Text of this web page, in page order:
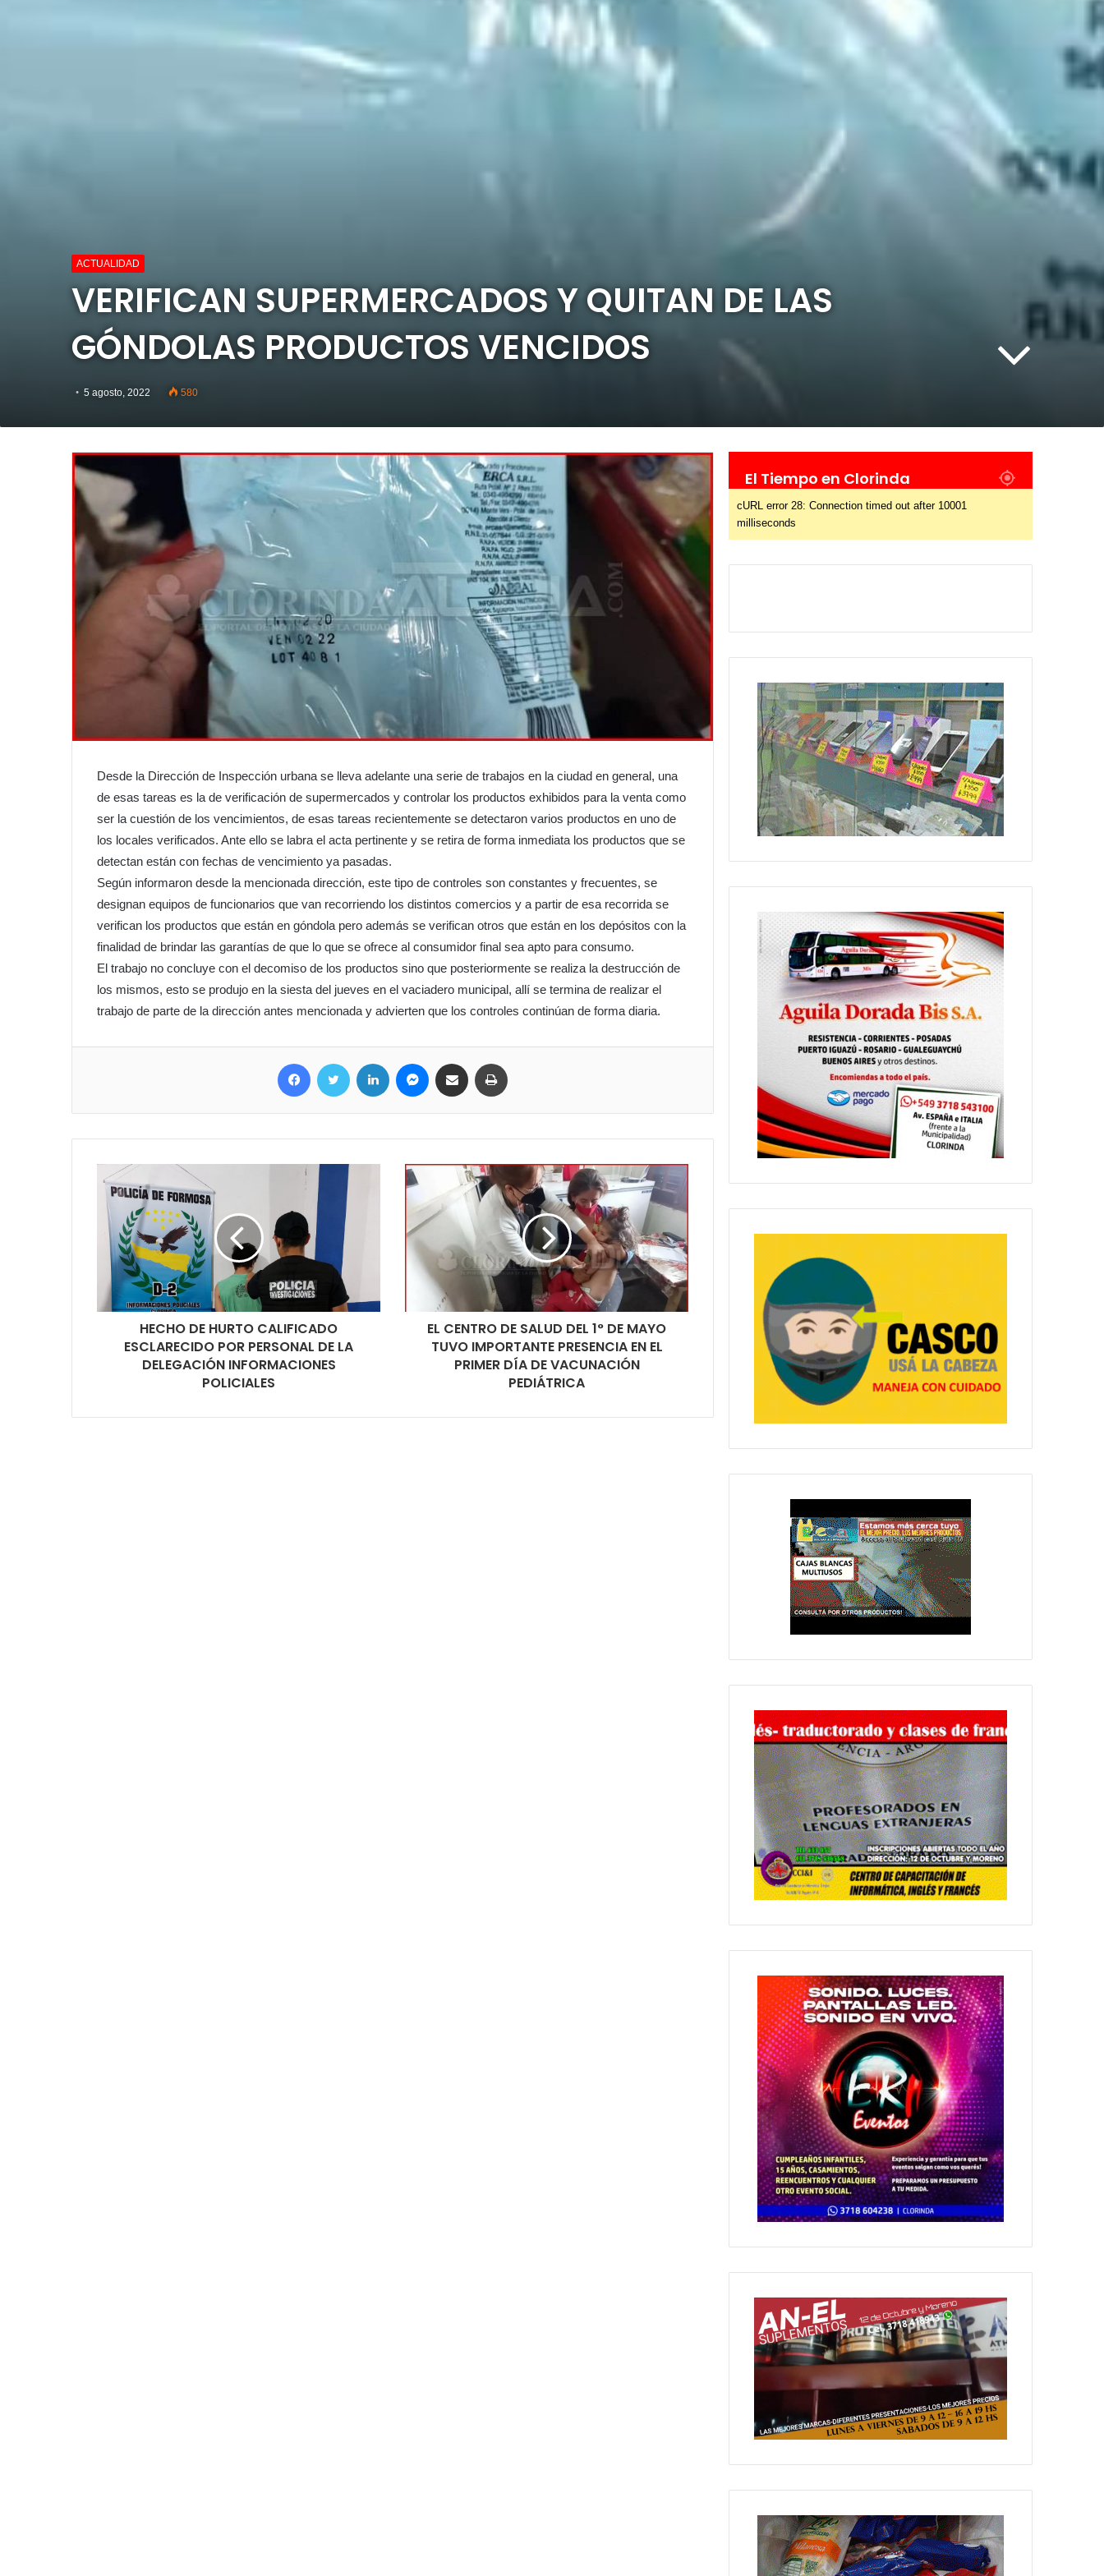
ACTUALIDAD
VERIFICAN SUPERMERCADOS Y QUITAN DE LAS
GÓNDOLAS PRODUCTOS VENCIDOS
5 agosto, 2022 580
Desde la Dirección de Inspección urbana se lleva adelante una serie de trabajos en la ciudad en general, una
de esas tareas es la de verificación de supermercados y controlar los productos exhibidos para la venta como
ser la cuestión de los vencimientos, de esas tareas recientemente se detectaron varios productos en uno de
los locales verificados. Ante ello se labra el acta pertinente y se retira de forma inmediata los productos que se
detectan están con fechas de vencimiento ya pasadas.
Según informaron desde la mencionada dirección, este tipo de controles son constantes y frecuentes, se
designan equipos de funcionarios que van recorriendo los distintos comercios y a partir de esa recorrida se
verifican los productos que están en góndola pero además se verifican otros que están en los depósitos con la
finalidad de brindar las garantías de que lo que se ofrece al consumidor final sea apto para consumo.
El trabajo no concluye con el decomiso de los productos sino que posteriormente se realiza la destrucción de
los mismos, esto se produjo en la siesta del jueves en el vaciadero municipal, allí se termina de realizar el
trabajo de parte de la dirección antes mencionada y advierten que los controles continúan de forma diaria.
Facebook Twitter LinkedIn MessengerCompartir por correo electrónico
HECHO DE HURTO CALIFICADO
ESCLARECIDO POR PERSONAL DE LA
DELEGACIÓN INFORMACIONES
POLICIALES
EL CENTRO DE SALUD DEL 1° DE MAYO
TUVO IMPORTANTE PRESENCIA EN EL
PRIMER DÍA DE VACUNACIÓN
PEDIÁTRICA
El Tiempo en Clorinda
cURL error 28: Connection timed out after 10001
milliseconds